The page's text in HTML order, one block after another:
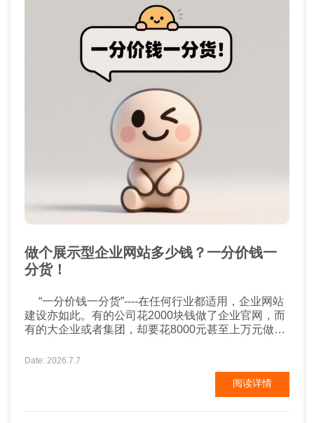
做个展示型企业网站多少钱？一分价钱一
分货！
“一分价钱一分货”----在任何行业都适用，企业网站
建设亦如此。有的公司花2000块钱做了企业官网，而
有的大企业或者集团，却要花8000元甚至上万元做官
么几块，公司简介、产品中心、新闻中心、案例展示
等，差别不是特别的大。2000元的网站，无所谓设
计，把相关内容排列展示即可。而8000元的网站，需
要的不仅仅是简单的内容堆叠，企业的特色、优...
Date: 2026.7.7
阅读详情